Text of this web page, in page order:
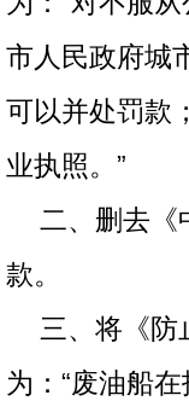
市人民政府城
可以并处罚款
业执照。”
二、删去《
款。
三、将《防
为：“废油船